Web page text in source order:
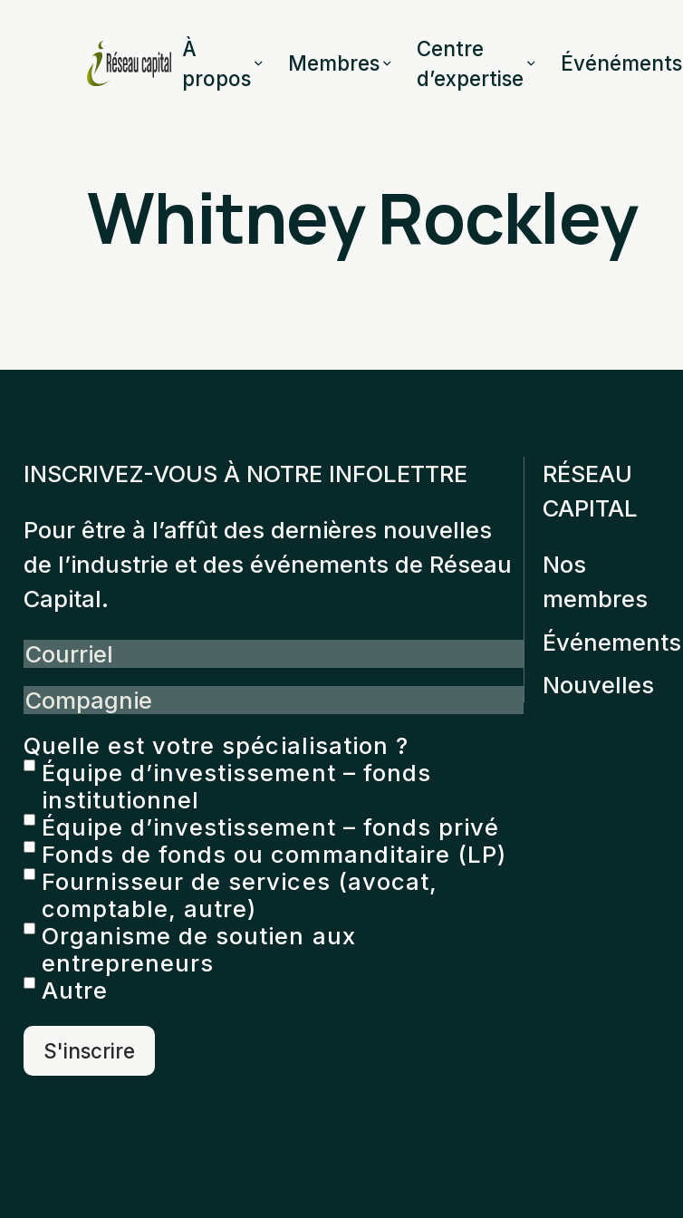
À
propos
Membres
Centre
d’expertise
Événéments
Whitney Rockley
INSCRIVEZ-VOUS À NOTRE INFOLETTRE
Pour être à l’affût des dernières nouvelles
de l’industrie et des événements de Réseau
Capital.
Courriel
Compagnie
Quelle est votre spécialisation ?
Équipe d’investissement – fonds
institutionnel
Équipe d’investissement – fonds privé
Fonds de fonds ou commanditaire (LP)
Fournisseur de services (avocat,
comptable, autre)
Organisme de soutien aux
entrepreneurs
Autre
RÉSEAU
CAPITAL
Nos
membres
Événements
Nouvelles